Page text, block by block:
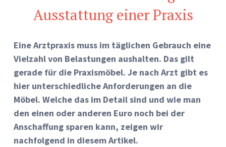
Ausstattung einer Praxis
Eine Arztpraxis muss im täglichen Gebrauch eine
Vielzahl von Belastungen aushalten. Das gilt
gerade für die Praxismöbel. Je nach Arzt gibt es
hier unterschiedliche Anforderungen an die
Möbel. Welche das im Detail sind und wie man
den einen oder anderen Euro noch bei der
Anschaffung sparen kann, zeigen wir
nachfolgend in diesem Artikel.